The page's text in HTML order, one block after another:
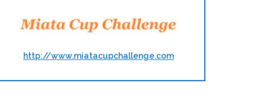
http://www.miatacupchallenge.com